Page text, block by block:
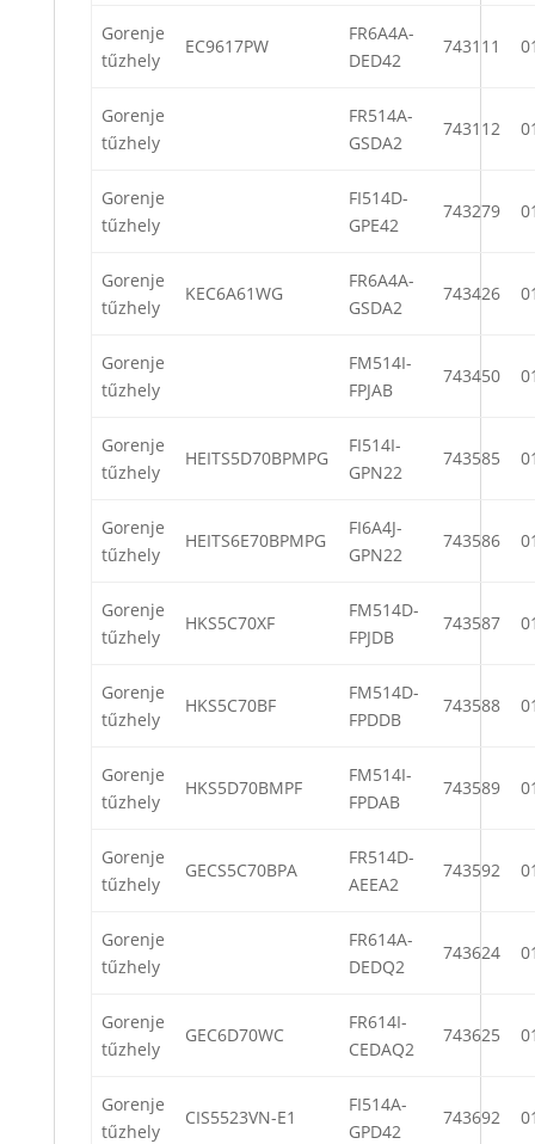
Gorenje
tűzhely
EC9617PW
FR6A4A-
DED42
743111
Gorenje
tűzhely
FR514A-
GSDA2
743112
Gorenje
tűzhely
FI514D-
GPE42
743279
Gorenje
tűzhely
KEC6A61WG
FR6A4A-
GSDA2
743426
Gorenje
tűzhely
FM514I-
FPJAB
743450
Gorenje
tűzhely
HEITS5D70BPMPG
FI514I-
GPN22
743585
Gorenje
tűzhely
HEITS6E70BPMPG
FI6A4J-
GPN22
743586
Gorenje
tűzhely
HKS5C70XF
FM514D-
FPJDB
743587
Gorenje
tűzhely
HKS5C70BF
FM514D-
FPDDB
743588
Gorenje
tűzhely
HKS5D70BMPF
FM514I-
FPDAB
743589
Gorenje
tűzhely
GECS5C70BPA
FR514D-
AEEA2
743592
Gorenje
tűzhely
FR614A-
DEDQ2
743624
Gorenje
tűzhely
GEC6D70WC
FR614I-
CEDAQ2
743625
Gorenje
tűzhely
CIS5523VN-E1
FI514A-
GPD42
743692